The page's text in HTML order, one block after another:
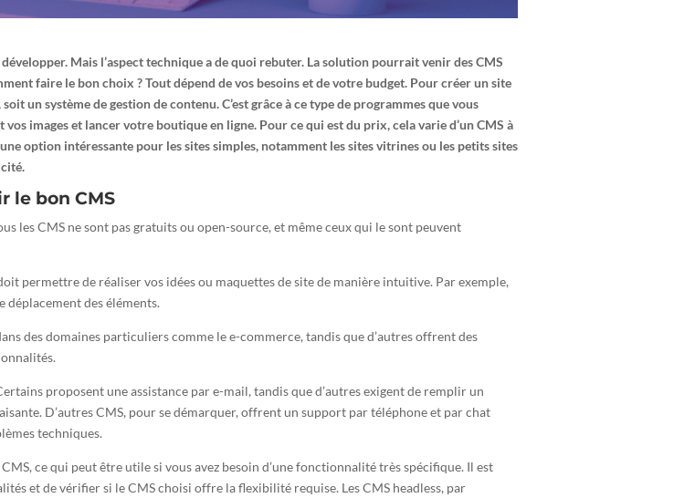
Mais l’aspect technique a de quoi rebuter. La solution pourrait venir des CMS
faire le bon choix ? Tout dépend de vos besoins et de votre budget. Pour créer un site
un système de gestion de contenu. C’est grâce à ce type de programmes que vous
images et lancer votre boutique en ligne. Pour ce qui est du prix, cela varie d’un CMS à
option intéressante pour les sites simples, notamment les sites vitrines ou les petits sites
le bon CMS
les CMS ne sont pas gratuits ou open-source, et même ceux qui le sont peuvent
permettre de réaliser vos idées ou maquettes de site de manière intuitive. Par exemple,
des éléments.
des domaines particuliers comme le e-commerce, tandis que d’autres offrent des
proposent une assistance par e-mail, tandis que d’autres exigent de remplir un
D’autres CMS, pour se démarquer, offrent un support par téléphone et par chat
techniques.
ce qui peut être utile si vous avez besoin d’une fonctionnalité très spécifique. Il est
et de vérifier si le CMS choisi offre la flexibilité requise. Les CMS headless, par